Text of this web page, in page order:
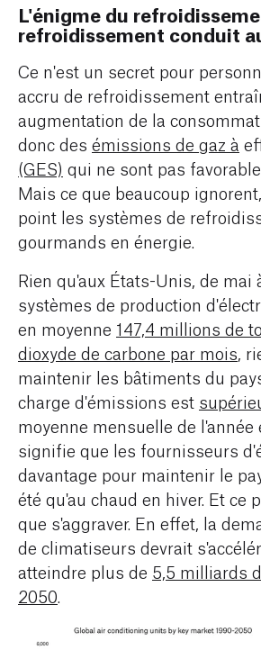
L'énigme du
refroidissement conduit
Ce n'est un secret pour
accru de refroidissement
augmentation de la
donc des émissions de gaz à
(GES) qui ne sont pas
Mais ce que beaucoup
point les systèmes de
gourmands en énergie.
Rien qu'aux États-Unis, de mai
systèmes de production
en moyenne 147,4 millions de
dioxyde de carbone par mois,
maintenir les bâtiments du
charge d'émissions est
moyenne mensuelle de l'année
signifie que les fournisseurs
davantage pour maintenir le
été qu'au chaud en hiver. Et ce
que s'aggraver. En effet, la
de climatiseurs devrait
atteindre plus de 5,5 milliards
2050.